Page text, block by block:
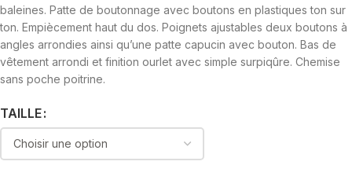
baleines. Patte de boutonnage avec boutons en plastiques ton sur
ton. Empiècement haut du dos. Poignets ajustables deux boutons à
angles arrondies ainsi qu’une patte capucin avec bouton. Bas de
vêtement arrondi et finition ourlet avec simple surpiqûre. Chemise
sans poche poitrine.
TAILLE